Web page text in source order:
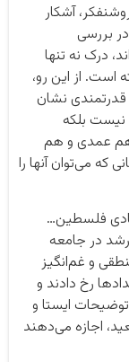
آشکار
بررسی
درک نه تنها
است. از این رو،
قدرتمندی نشان
نیست بلکه
عمدی و هم
می‌توان آنها را
فلسطین…
در جامعه
و غم‌انگیز
رخ دادند و
ایستا و
اجازه می‌دهند